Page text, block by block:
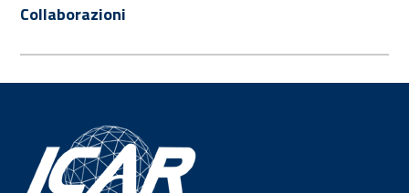
Collaborazioni